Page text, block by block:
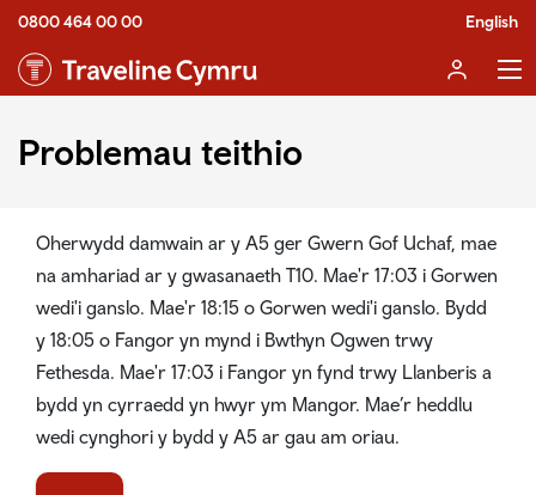
0800 464 00 00 English
Problemau teithio
Oherwydd damwain ar y A5 ger Gwern Gof Uchaf, mae
na amhariad ar y gwasanaeth T10. Mae'r 17:03 i Gorwen
wedi'i ganslo. Mae'r 18:15 o Gorwen wedi'i ganslo. Bydd
y 18:05 o Fangor yn mynd i Bwthyn Ogwen trwy
Fethesda. Mae'r 17:03 i Fangor yn fynd trwy Llanberis a
bydd yn cyrraedd yn hwyr ym Mangor. Mae’r heddlu
wedi cynghori y bydd y A5 ar gau am oriau.